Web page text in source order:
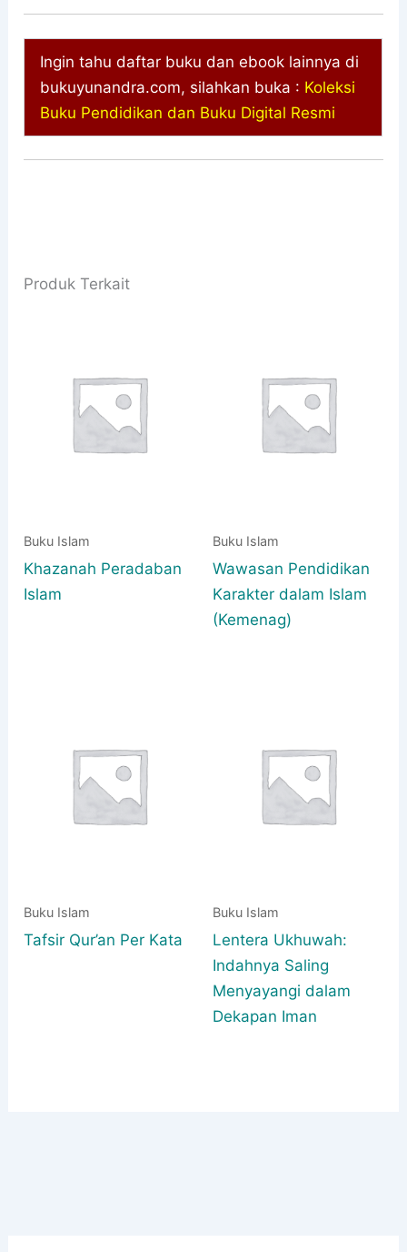
Ingin tahu daftar buku dan ebook lainnya di
bukuyunandra.com, silahkan buka : Koleksi
Buku Pendidikan dan Buku Digital Resmi
Produk Terkait
Buku Islam
Khazanah Peradaban
Islam
Buku Islam
Wawasan Pendidikan
Karakter dalam Islam
(Kemenag)
Buku Islam
Tafsir Qur’an Per Kata
Buku Islam
Lentera Ukhuwah:
Indahnya Saling
Menyayangi dalam
Dekapan Iman